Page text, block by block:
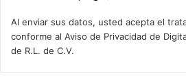
v
e
a
Al enviar sus datos, usted acepta el
conforme al Aviso de Privacidad de
de R.L. de C.V.